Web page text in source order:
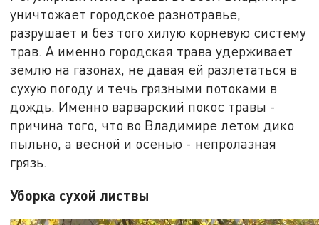
уничтожает городское разнотравье,
разрушает и без того хилую корневую систему
трав. А именно городская трава удерживает
землю на газонах, не давая ей разлетаться в
сухую погоду и течь грязными потоками в
дождь. Именно варварский покос травы -
причина того, что во Владимире летом дико
пыльно, а весной и осенью - непролазная
грязь.
Уборка сухой листвы